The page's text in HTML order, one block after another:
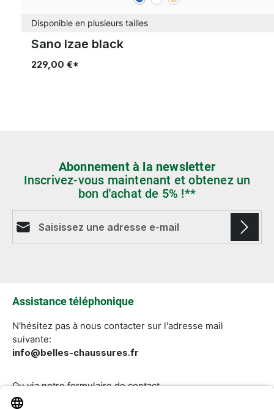
Disponible en plusieurs tailles
Sano Izae black
229,00 €*
Abonnement à la newsletter
Inscrivez-vous maintenant et obtenez un
bon d'achat de 5% !**
Assistance téléphonique
N'hésitez pas à nous contacter sur l'adresse mail
suivante:
info@belles-chaussures.fr
Ou via notreformulaire de contact.